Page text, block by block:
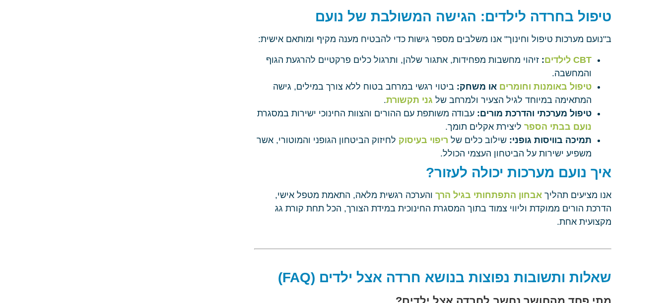
טיפול בחרדה לילדים: הגישה המשולבת של נועם
ב"נועם מערכות טיפול וחינוך" אנו משלבים מספר גישות כדי להבטיח מענה מקיף ומותאם אישית:
CBT לילדים : זיהוי מחשבות מפחידות, אתגור שלהן, ותרגול כלים פרקטיים להרגעת הגוף
והמחשבה.
טיפול באומנות וחומרים או משחק: ביטוי רגשי במרחב בטוח ללא צורך במילים, גישה
המתאימה במיוחד לגיל הצעיר ולמרחב של גני תקשורת.
טיפול מערכתי והדרכת מורים: עבודה משותפת עם ההורים והצוות החינוכי ישירות במסגרת
נועם בבתי הספר ליצירת אקלים תומך.
תמיכה בוויסות גופני: שילוב כלים של ריפוי בעיסוק לחיזוק הביטחון הגופני והמוטורי, אשר
משפיע ישירות על הביטחון העצמי הכולל.
איך נועם מערכות יכולה לעזור?
אנו מציעים תהליך אבחון התפתחותי בגיל הרך והערכה רגשית מלאה, התאמת מטפל אישי,
הדרכת הורים ממוקדת וליווי צמוד בתוך המסגרת החינוכית במידת הצורך, הכל תחת קורת גג
מקצועית אחת.
שאלות ותשובות נפוצות בנושא חרדה אצל ילדים (FAQ)